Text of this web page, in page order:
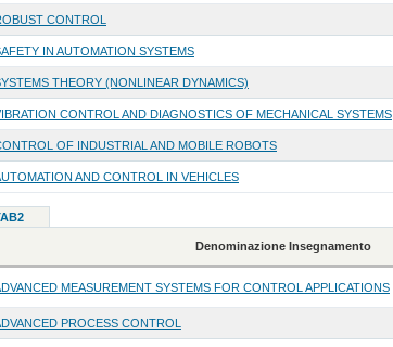
CONTROL
IN AUTOMATION SYSTEMS
THEORY (NONLINEAR DYNAMICS)
CONTROL AND DIAGNOSTICS OF MECHANICAL SYSTEMS
OF INDUSTRIAL AND MOBILE ROBOTS
AND CONTROL IN VEHICLES
Denominazione Insegnamento
MEASUREMENT SYSTEMS FOR CONTROL APPLICATIONS
PROCESS CONTROL